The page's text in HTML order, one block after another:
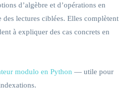
d’algèbre et d’opérations en
lectures ciblées. Elles complètent
à expliquer des cas concrets en
modulo en Python — utile pour